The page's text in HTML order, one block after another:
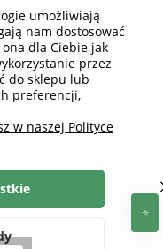
umożliwiają
nam dostosować
dla Ciebie jak
przez
do sklepu lub
preferencji,
w naszej Polityce